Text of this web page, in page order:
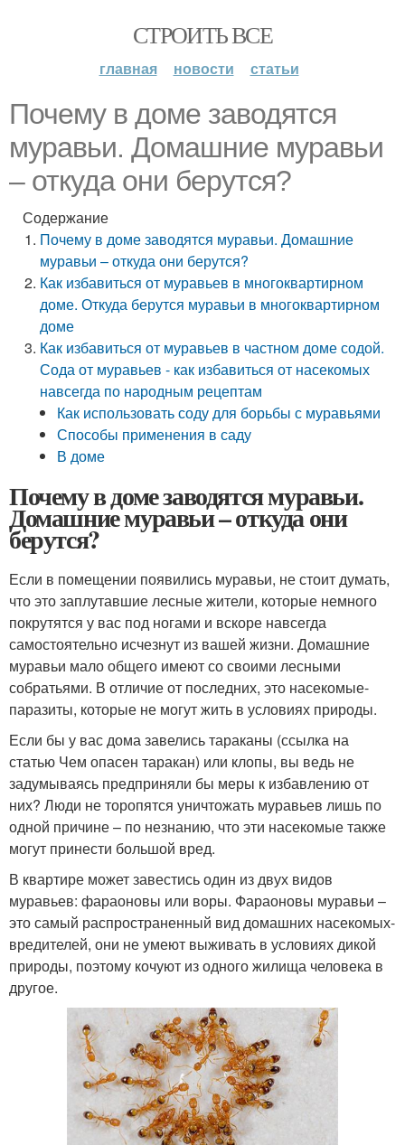
СТРОИТЬ ВСЕ
главная новости статьи
Почему в доме заводятся
муравьи. Домашние муравьи
– откуда они берутся?
Содержание
Почему в доме заводятся муравьи. Домашние
муравьи – откуда они берутся?
Как избавиться от муравьев в многоквартирном
доме. Откуда берутся муравьи в многоквартирном
доме
Как избавиться от муравьев в частном доме содой.
Сода от муравьев - как избавиться от насекомых
навсегда по народным рецептам
Как использовать соду для борьбы с муравьями
Способы применения в саду
В доме
Почему в доме заводятся муравьи.
Домашние муравьи – откуда они
берутся?
Если в помещении появились муравьи, не стоит думать,
что это заплутавшие лесные жители, которые немного
покрутятся у вас под ногами и вскоре навсегда
самостоятельно исчезнут из вашей жизни. Домашние
муравьи мало общего имеют со своими лесными
собратьями. В отличие от последних, это насекомые-
паразиты, которые не могут жить в условиях природы.
Если бы у вас дома завелись тараканы (ссылка на
статью Чем опасен таракан) или клопы, вы ведь не
задумываясь предприняли бы меры к избавлению от
них? Люди не торопятся уничтожать муравьев лишь по
одной причине – по незнанию, что эти насекомые также
могут принести большой вред.
В квартире может завестись один из двух видов
муравьев: фараоновы или воры. Фараоновы муравьи –
это самый распространенный вид домашних насекомых-
вредителей, они не умеют выживать в условиях дикой
природы, поэтому кочуют из одного жилища человека в
другое.